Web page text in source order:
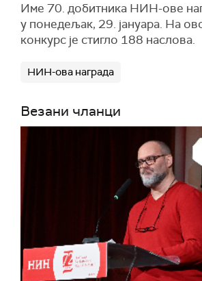
Име 70. добитника НИН-ове
у понедељак, 29. јануара. На
конкурс је стигло 188 наслова.
НИН-ова награда
Везани чланци